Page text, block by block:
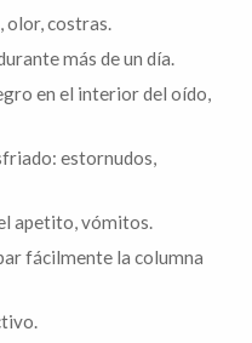
olor, costras.
más de un día.
en el interior del oído,
estornudos,
apetito, vómitos.
fácilmente la columna